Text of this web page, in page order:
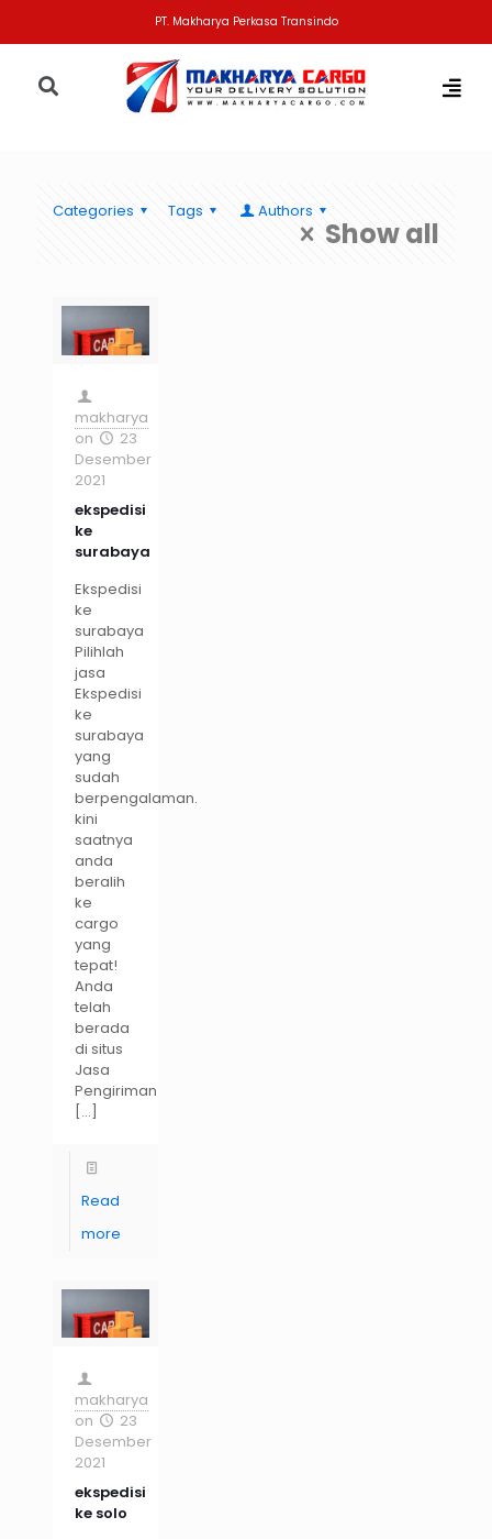
PT. Makharya Perkasa Transindo
Categories Tags Authors
Show all
makharya
on
23
Desember
2021
ekspedisi
ke
surabaya
Ekspedisi
ke
surabaya
Pilihlah
jasa
Ekspedisi
ke
surabaya
yang
sudah
berpengalaman.
kini
saatnya
anda
beralih
ke
cargo
yang
tepat!
Anda
telah
berada
di situs
Jasa
Pengiriman
[…]
Read
more
makharya
on
23
Desember
2021
ekspedisi
ke solo